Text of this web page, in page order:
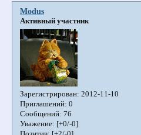
Modus
Активный участник
Зарегистрирован: 2012-11-10
Приглашений: 0
Сообщений: 76
Уважение: [+0/-0]